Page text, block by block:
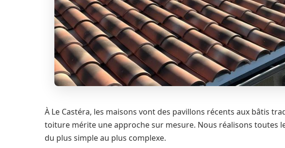
À Le Castéra, les maisons vont des pavillons récents aux bâtis
toiture mérite une approche sur mesure. Nous réalisons toutes
du plus simple au plus complexe.